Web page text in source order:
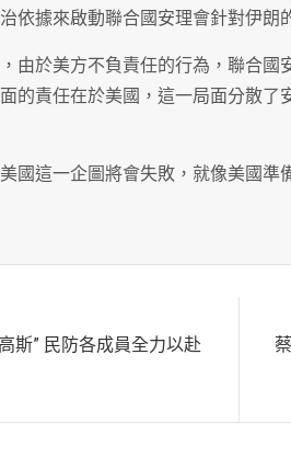
依據來啟動聯合國安理會針對伊朗
由於美方不負責任的行為，聯合
的責任在於美國，這一局面分散了
國這一企圖將會失敗，就像美國
斯” 民防各成員全力以赴